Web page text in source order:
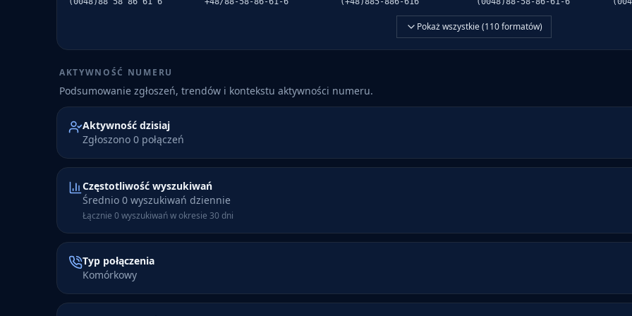
Pokaż wszystkie (110formatów)
AKTYWNOŚĆ NUMERU
Podsumowanie zgłoszeń, trendów i kontekstu aktywności numeru.
Aktywność dzisiaj
Zgłoszono 0 połączeń
Częstotliwość wyszukiwań
Średnio 0 wyszukiwań dziennie
Łącznie 0 wyszukiwań w okresie 30 dni
Typ połączenia
Komórkowy